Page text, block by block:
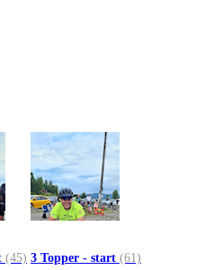
(45) 3 Topper - start (61)